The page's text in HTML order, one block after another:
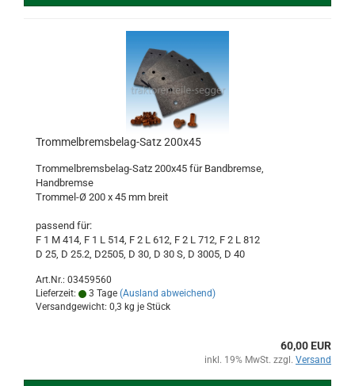
Trommelbremsbelag-Satz 200x45
Trommelbremsbelag-Satz 200x45 für Bandbremse,
Handbremse
Trommel-Ø 200 x 45 mm breit
passend für:
F 1 M 414, F 1 L 514, F 2 L 612, F 2 L 712, F 2 L 812
D 25, D 25.2, D2505, D 30, D 30 S, D 3005, D 40
Art.Nr.: 03459560
Lieferzeit:
3 Tage (Ausland abweichend)
Versandgewicht: 0,3 kg je Stück
60,00 EUR
inkl. 19% MwSt. zzgl. Versand